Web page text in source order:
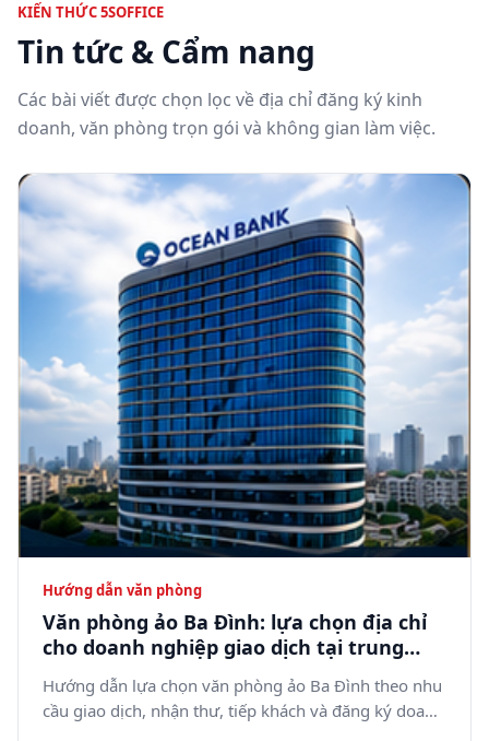
KIẾN THỨC 5SOFFICE
Tin tức & Cẩm nang
Các bài viết được chọn lọc về địa chỉ đăng ký kinh
doanh, văn phòng trọn gói và không gian làm việc.
Hướng dẫn văn phòng
Văn phòng ảo Ba Đình: lựa chọn địa chỉ
cho doanh nghiệp giao dịch tại trung
tâm Hà Nội
Hướng dẫn lựa chọn văn phòng ảo Ba Đình theo nhu
cầu giao dịch, nhận thư, tiếp khách và đăng ký doanh